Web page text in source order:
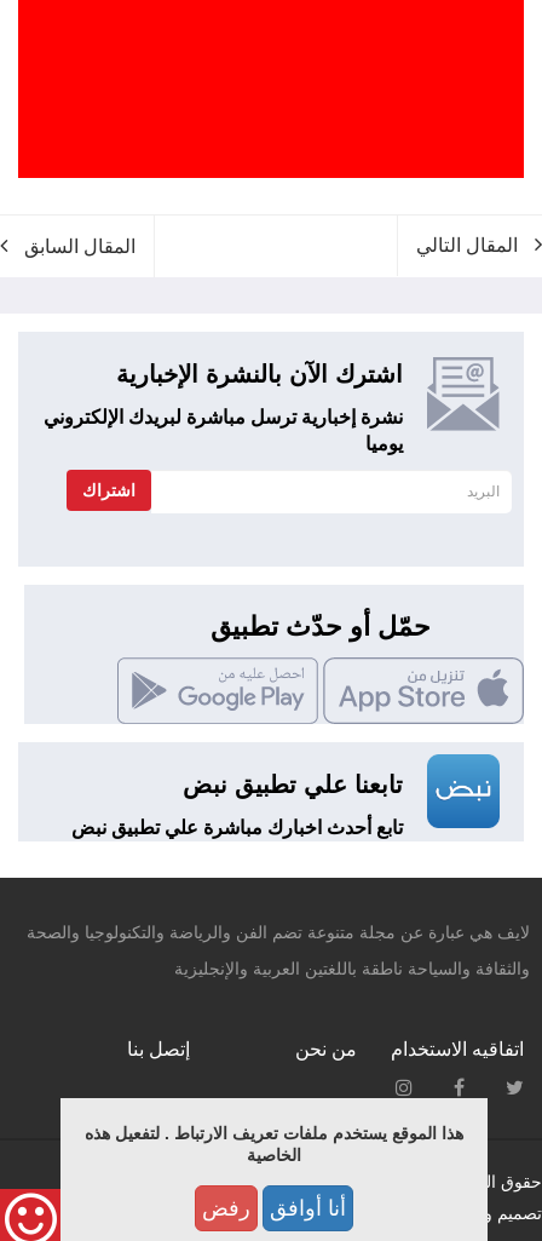
المقال التالي المقال السابق
اشترك الآن بالنشرة الإخبارية
نشرة إخبارية ترسل مباشرة لبريدك الإلكتروني
يوميا
اشتراك
حمّل أو حدّث تطبيق
تابعنا علي تطبيق نبض
تابع أحدث اخبارك مباشرة علي تطبيق نبض
هذا الموقع يستخدم ملفات تعريف الارتباط . لتفعيل هذه
الخاصية
أنا أوافق رفض
لايف هي عبارة عن مجلة متنوعة تضم الفن والرياضة والتكنولوجيا والصحة
والثقافة والسياحة ناطقة باللغتين العربية والإنجليزية
اتفاقيه الاستخدام من نحن إتصل بنا
حقوق النشر محفوظة © لـ ميديانيتشر 2015.
تصميم وبرمجة فريق التطوير بمؤسسة ميديانيتشر